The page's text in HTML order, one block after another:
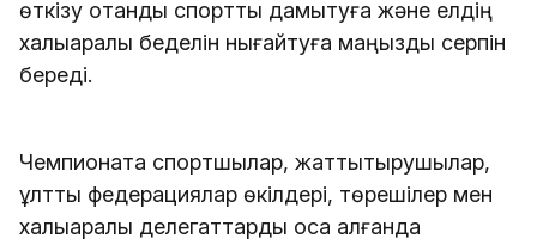
өткізу отандық спортты дамытуға және елдің
халықаралық беделін нығайтуға маңызды серпін
береді.
Чемпионатқа спортшылар, жаттықтырушылар,
ұлттық федерациялар өкілдері, төрешілер мен
халықаралық делегаттарды қоса алғанда